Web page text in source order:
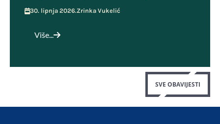
30. lipnja 2026.Zrinka Vukelić
Više...
SVE OBAVIJESTI